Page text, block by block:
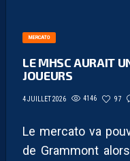
MERCATO
LE MHSC AURAIT
JOUEURS
4 JUILLET 2026 4146 97
Le mercato va
de Grammont